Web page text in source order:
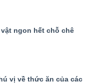
ngon hết chỗ chê
vị về thức ăn của các